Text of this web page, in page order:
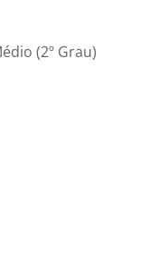
função;
de acesso
em sistema,
rotinas
cordialidade
(2º Grau)